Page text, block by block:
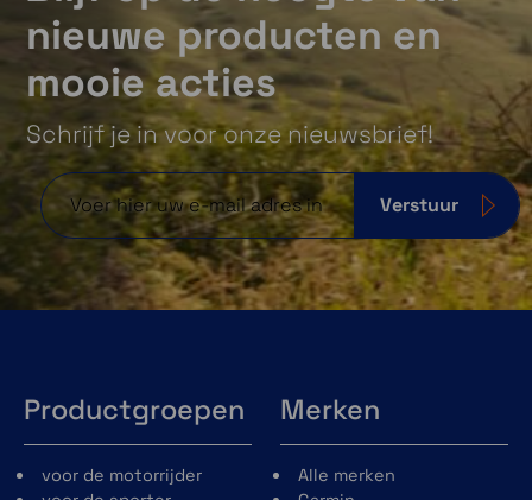
nieuwe producten en
mooie acties
Schrijf je in voor onze nieuwsbrief!
Verstuur
Productgroepen
voor de motorrijder
Merken
Alle merken